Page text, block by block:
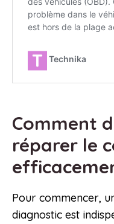
Comment
réparer le
Pour commencer,
diagnostic est